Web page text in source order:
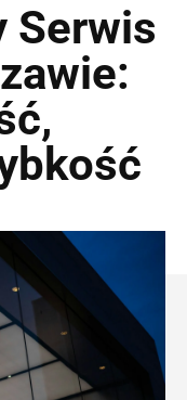
Serwis